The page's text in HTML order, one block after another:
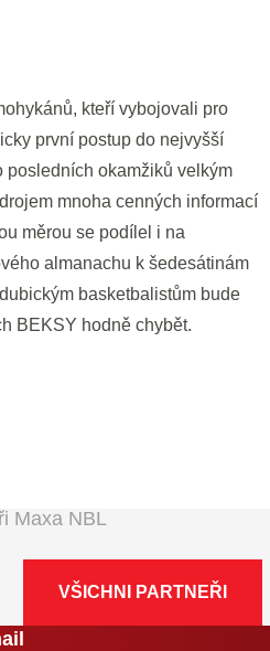
kteří vybojovali pro
první postup do nejvyšší
posledních okamžiků velkým
mnoha cenných informací
měrou se podílel i na
almanachu k šedesátinám
basketbalistům bude
BEKSY hodně chybět.
Maxa NBL
VŠICHNI PARTNEŘI